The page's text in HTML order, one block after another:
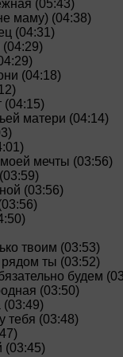
(05:43)
маму) (04:38)
(04:31)
(04:18)
(04:15)
матери (04:14)
мечты (03:56)
(03:56)
твоим (03:53)
ты (03:52)
будем
(03:50)
(03:49)
тебя (03:48)
(03:45)